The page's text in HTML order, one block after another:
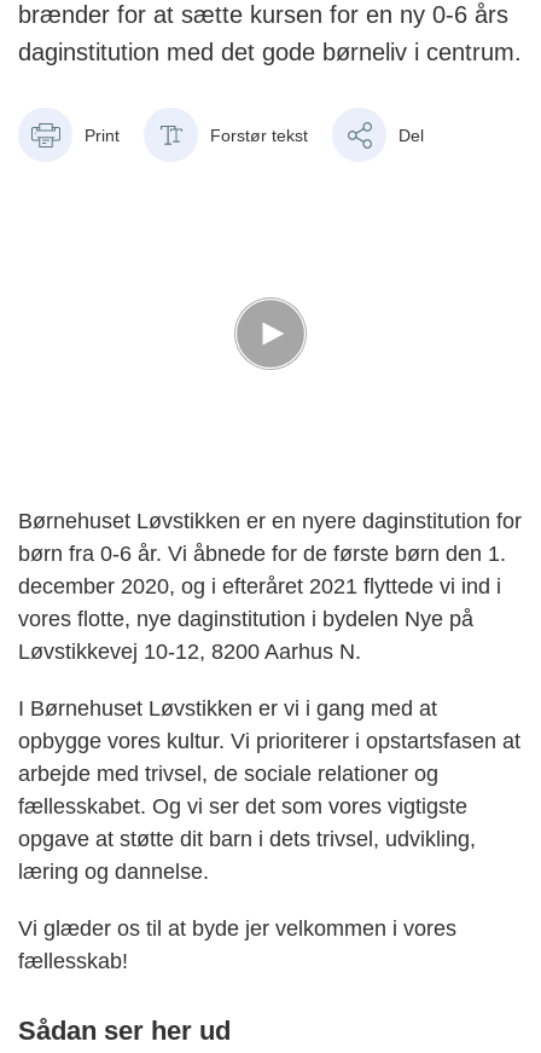
brænder for at sætte kursen for en ny 0-6 års
daginstitution med det gode børneliv i centrum.
Print Forstør tekst Del
Børnehuset Løvstikken er en nyere daginstitution for
børn fra 0-6 år. Vi åbnede for de første børn den 1.
december 2020, og i efteråret 2021 flyttede vi ind i
vores flotte, nye daginstitution i bydelen Nye på
Løvstikkevej 10-12, 8200 Aarhus N.
I Børnehuset Løvstikken er vi i gang med at
opbygge vores kultur. Vi prioriterer i opstartsfasen at
arbejde med trivsel, de sociale relationer og
fællesskabet. Og vi ser det som vores vigtigste
opgave at støtte dit barn i dets trivsel, udvikling,
læring og dannelse.
Vi glæder os til at byde jer velkommen i vores
fællesskab!
Sådan ser her ud